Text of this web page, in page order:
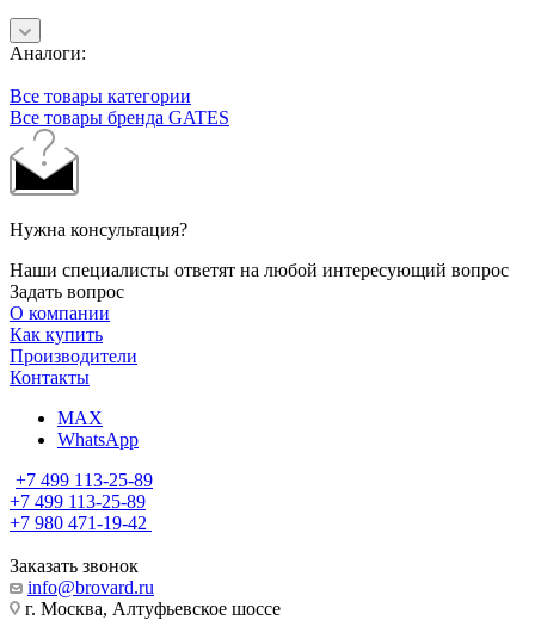
Аналоги:
Все товары категории
Все товары бренда GATES
Нужна консультация?
Наши специалисты ответят на любой интересующий вопрос
Задать вопрос
О компании
Как купить
Производители
Контакты
MAX
WhatsApp
+7 499 113-25-89
+7 499 113-25-89
+7 980 471-19-42
Заказать звонок
info@brovard.ru
г. Москва, Алтуфьевское шоссе